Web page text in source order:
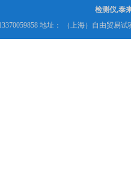
检测仪,泰
地址： （上海）自由贸易